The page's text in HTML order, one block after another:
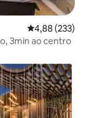
Classificação
4,88 (233)
3min ao centro